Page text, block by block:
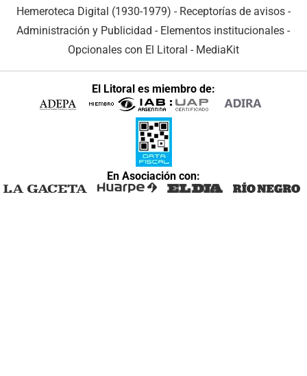
Hemeroteca Digital (1930-1979) - Receptorías de avisos -
Administración y Publicidad - Elementos institucionales -
Opcionales con El Litoral - MediaKit
El Litoral es miembro de:
En Asociación con: